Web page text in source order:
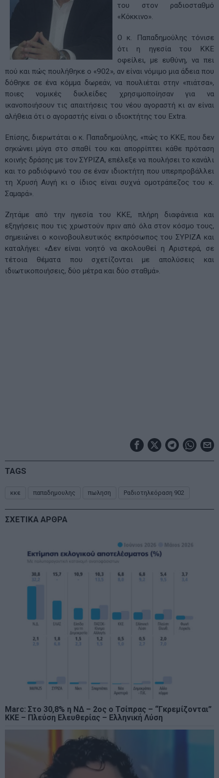
του στον ραδιοσταθμό
«Κόκκινο».
Ο κ. Παπαδημούλης τόνισε
ότι η ηγεσία του ΚΚΕ
οφείλει, με ευθύνη, να πει
πού και πώς πουλήθηκε ο «902», αν είναι νόμιμο μια άδεια που
δόθηκε σε ένα κόμμα δωρεάν, να πουλιέται στην «πιάτσα»,
ποιες νομικές δικλείδες χρησιμοποίησαν για να
ικανοποιήσουν τις απαιτήσεις του νέου αγοραστή κι αν είναι
αλήθεια ότι ο αγοραστής είναι ο ιδιοκτήτης του Extra.
Επίσης, διερωτάται ο κ. Παπαδημούλης, «πώς το ΚΚΕ, που δεν
σηκώνει μύγα στο σπαθί του και απορρίπτει κάθε πρόταση
κοινής δράσης με τον ΣΥΡΙΖΑ, επέλεξε να πουλήσει το κανάλι
και το ραδιόφωνό του σε έναν ιδιοκτήτη που υπερπροβάλλει
τη Χρυσή Αυγή κι ο ίδιος είναι συχνά ομοτράπεζος του κ.
Σαμαρά».
Ζητάμε από την ηγεσία του ΚΚΕ, πλήρη διαφάνεια και
εξηγήσεις που τις χρωστούν πριν από όλα στον κόσμο τους,
σημειώνει ο κοινοβουλευτικός εκπρόσωπος του ΣΥΡΙΖΑ και
καταλήγει: «Δεν είναι νοητό να ακολουθεί η Αριστερά, σε
τέτοια θέματα που σχετίζονται με απολύσεις και
ιδιωτικοποιήσεις, δύο μέτρα και δύο σταθμά».
TAGS
κκε παπαδημουλης πωληση Ραδιοτηλεόραση 902
ΣΧΕΤΙΚΑ ΑΡΘΡΑ
Marc: Στο 30,8% η ΝΔ – 2ος ο Τσίπρας – “Γκρεμίζονται”
ΚΚΕ – Πλεύση Ελευθερίας – Ελληνική Λύση